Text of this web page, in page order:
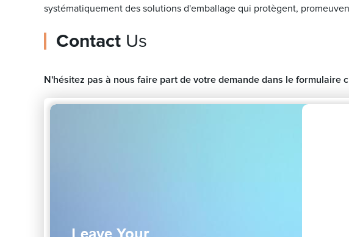
systématiquement des solutions d'emballage qui protègent,
Contact Us
N'hésitez pas à nous faire part de votre demande dans le formulaire